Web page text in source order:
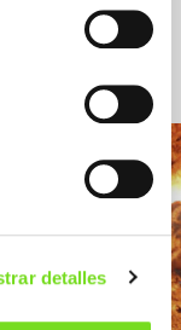
detalles